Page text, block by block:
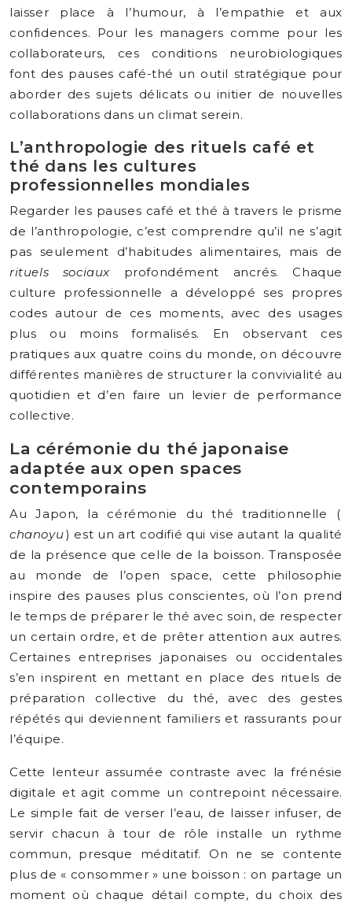
laisser place à l’humour, à l’empathie et aux
confidences. Pour les managers comme pour les
collaborateurs, ces conditions neurobiologiques
font des pauses café-thé un outil stratégique pour
aborder des sujets délicats ou initier de nouvelles
collaborations dans un climat serein.
L’anthropologie des rituels café et
thé dans les cultures
professionnelles mondiales
Regarder les pauses café et thé à travers le prisme
de l’anthropologie, c’est comprendre qu’il ne s’agit
pas seulement d’habitudes alimentaires, mais de
rituels sociaux profondément ancrés. Chaque
culture professionnelle a développé ses propres
codes autour de ces moments, avec des usages
plus ou moins formalisés. En observant ces
pratiques aux quatre coins du monde, on découvre
différentes manières de structurer la convivialité au
quotidien et d’en faire un levier de performance
collective.
La cérémonie du thé japonaise
adaptée aux open spaces
contemporains
Au Japon, la cérémonie du thé traditionnelle (
chanoyu) est un art codifié qui vise autant la qualité
de la présence que celle de la boisson. Transposée
au monde de l’open space, cette philosophie
inspire des pauses plus conscientes, où l’on prend
le temps de préparer le thé avec soin, de respecter
un certain ordre, et de prêter attention aux autres.
Certaines entreprises japonaises ou occidentales
s’en inspirent en mettant en place des rituels de
préparation collective du thé, avec des gestes
répétés qui deviennent familiers et rassurants pour
l’équipe.
Cette lenteur assumée contraste avec la frénésie
digitale et agit comme un contrepoint nécessaire.
Le simple fait de verser l’eau, de laisser infuser, de
servir chacun à tour de rôle installe un rythme
commun, presque méditatif. On ne se contente
plus de « consommer » une boisson : on partage un
moment où chaque détail compte, du choix des